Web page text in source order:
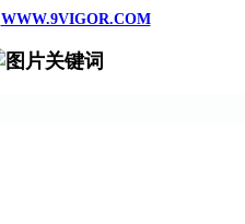
WWW.9VIGOR.COM